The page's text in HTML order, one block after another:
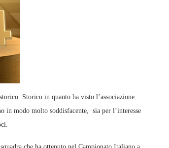
Storico in quanto ha visto l’associazione
in modo molto soddisfacente, sia per l’interesse